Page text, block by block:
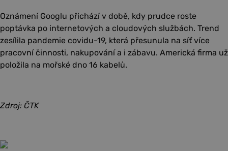
Oznámení Googlu přichází v době, kdy prudce roste
poptávka po internetových a cloudových službách. Trend
zesílila pandemie covidu-19, která přesunula na síť více
pracovní činnosti, nakupování a i zábavu. Americká firma už
položila na mořské dno 16 kabelů.
Zdroj: ČTK